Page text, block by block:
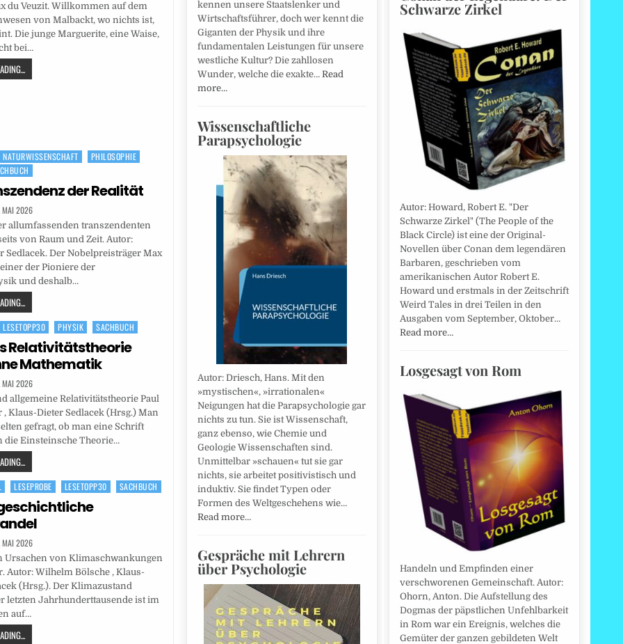
du Veuzit. Willkommen auf dem
von Malbackt, wo nichts ist,
Die junge Marguerite, eine Waise,
bei…
NATURWISSENSCHAFT
PHILOSOPHIE
der Realität
MAI 2026
allumfassenden transzendenten
von Raum und Zeit. Autor:
Sedlacek. Der Nobelpreisträger Max
der Pioniere der
und deshalb…
LESETOPP30 PHYSIK SACHBUCH
Relativitätstheorie
Mathematik
MAI 2026
allgemeine Relativitätstheorie Paul
Klaus-Dieter Sedlacek (Hrsg.) Man
gefragt, ob man eine Schrift
die Einsteinsche Theorie…
LESEPROBE LESETOPP30 SACHBUCH
MAI 2026
Ursachen von Klimaschwankungen
Autor: Wilhelm Bölsche , Klaus-
(Hrsg.). Der Klimazustand
letzten Jahrhunderttausende ist im
auf…
kennen unsere Staatslenker und
Wirtschaftsführer, doch wer kennt die
Giganten der Physik und ihre
fundamentalen Leistungen für unsere
westliche Kultur? Die zahllosen
Wunder, welche die exakte… Read
more…
Wissenschaftliche
Parapsychologie
Autor: Driesch, Hans. Mit den
»mystischen«, »irrationalen«
Neigungen hat die Parapsychologie gar
nichts zu tun. Sie ist Wissenschaft,
ganz ebenso, wie Chemie und
Geologie Wissenschaften sind.
Unmittelbar »schauen« tut sie gar
nichts, sie arbeitet positivistisch und
induktiv. Sie findet Typen oder
Formen des Weltgeschehens wie…
Read more…
Gespräche mit Lehrern
über Psychologie
Schwarze Zirkel
Autor: Howard, Robert E. "Der
Schwarze Zirkel" (The People of the
Black Circle) ist eine der Original-
Novellen über Conan dem legendären
Barbaren, geschrieben vom
amerikanischen Autor Robert E.
Howard und erstmals in der Zeitschrift
Weird Tales in drei Teilen in den
Ausgaben vom September, Oktober…
Read more…
Losgesagt von Rom
Handeln und Empfinden einer
verschworenen Gemeinschaft. Autor:
Ohorn, Anton. Die Aufstellung des
Dogmas der päpstlichen Unfehlbarkeit
in Rom war ein Ereignis, welches die
Gemüter der ganzen gebildeten Welt